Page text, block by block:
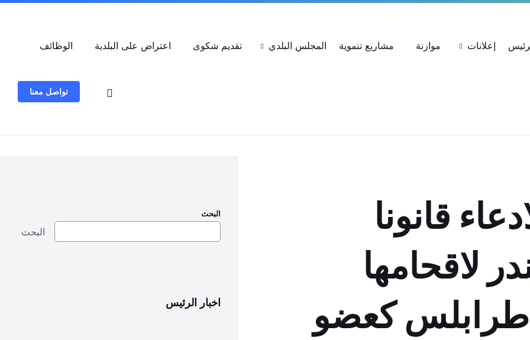
إعلانات موازنة مشاريع تنموية المجلس البلدي تقديم شكوى اعتراض على البلدية
الوظائف
تواصل معنا
قانونا
لاقحامها
طرابلس كعضو
البحث
البحث
اخبار الرئيس